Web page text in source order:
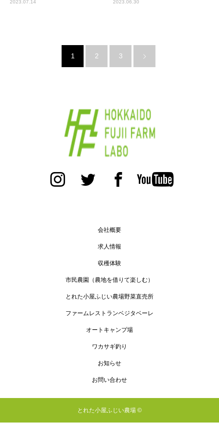
2023.07.14 2023.06.30
1 2 3
会社概要
求人情報
収穫体験
市民農園（農地を借りて楽しむ）
とれた小屋ふじい農場野菜直売所
ファームレストランベジタベーレ
オートキャンプ場
ワカサギ釣り
お知らせ
お問い合わせ
とれた小屋ふじい農場 ©